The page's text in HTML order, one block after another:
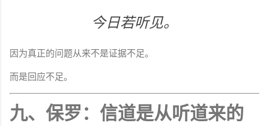
今日若听见。
因为真正的问题从来不是证据不足。
而是回应不足。
九、保罗：信道是从听道来的